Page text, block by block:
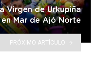
Virgen de Urkupiña
en Mar de Ajó Norte
PRÓXIMO ARTÍCULO